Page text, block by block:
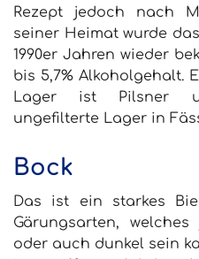
Rezept jedoch nach
seiner Heimat wurde
1990er Jahren wieder
bis 5,7% Alkoholgehalt.
Lager ist Pilsner
ungefilterte Lager in
Bock
Das ist ein starkes
Gärungsarten,
oder auch dunkel sein